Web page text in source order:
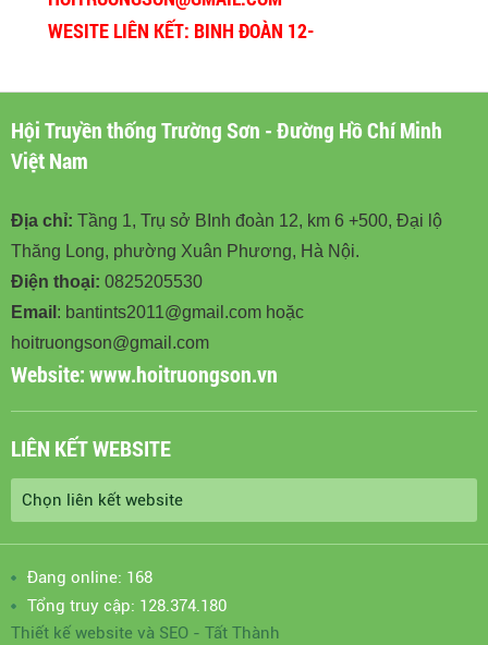
WESITE LIÊN KẾT: BINH ĐOÀN 12-
Hội Truyền thống Trường Sơn - Đường Hồ Chí Minh
Việt Nam
Địa chỉ: Tầng 1, Trụ sở BInh đoàn 12, km 6 +500, Đại lộ
Thăng Long, phường Xuân Phương, Hà Nội.
Điện thoại: 0825205530
Email : bantints2011@gmail.com hoặc
hoitruongson@gmail.com
Website:www.hoitruongson.vn
LIÊN KẾT WEBSITE
Đang online: 168
Tổng truy cập: 128.374.180
Thiết kế website và SEO - Tất Thành